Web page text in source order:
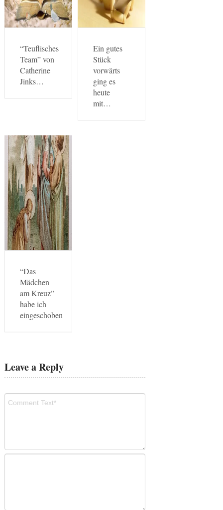
“Teuflisches
Team” von
Catherine
Jinks…
Ein gutes
Stück
vorwärts
ging es
heute
mit…
“Das
Mädchen
am Kreuz”
habe ich
eingeschoben
Leave a Reply